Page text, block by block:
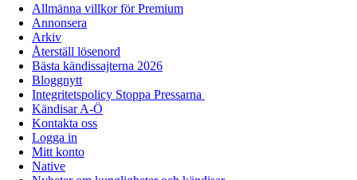
Allmänna villkor för Premium
Annonsera
Arkiv
Återställ lösenord
Bästa kändissajterna 2026
Bloggnytt
Integritetspolicy Stoppa Pressarna
Kändisar A-Ö
Kontakta oss
Logga in
Mitt konto
Native